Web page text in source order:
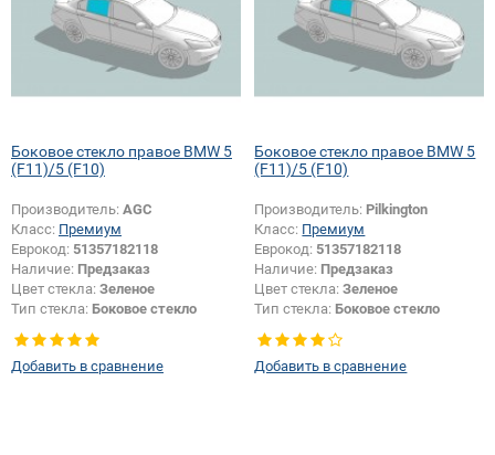
Боковое стекло правое BMW 5
(F11)/5 (F10)
Производитель: AGC
Класс: Премиум
Еврокод: 51357182118
Наличие: Предзаказ
Цвет стекла: Зеленое
Тип стекла: Боковое стекло
Добавить в сравнение
Боковое стекло правое BMW 5
(F11)/5 (F10)
Производитель: Pilkington
Класс: Премиум
Еврокод: 51357182118
Наличие: Предзаказ
Цвет стекла:Зеленое
Тип стекла: Боковое стекло
Добавить в сравнение